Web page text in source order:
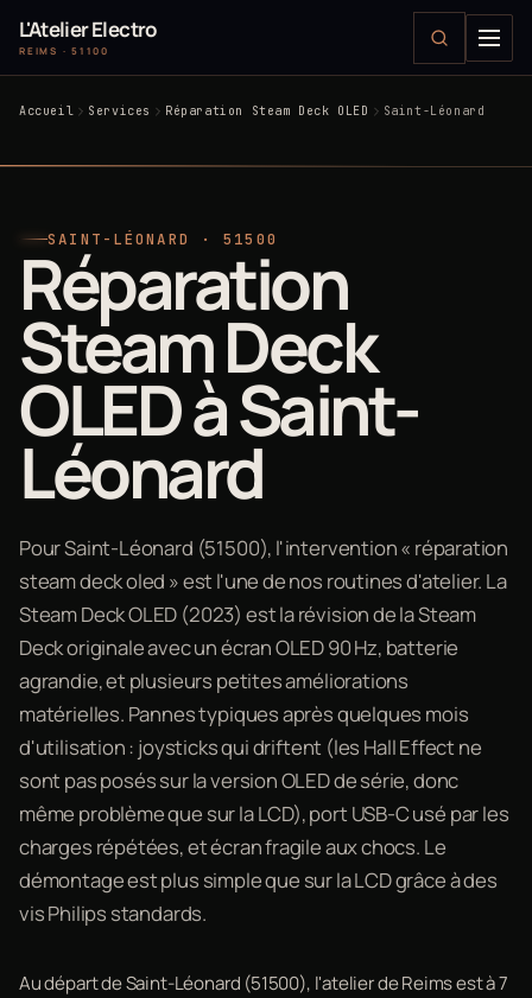
L'Atelier Electro
REIMS · 51100
Accueil Services Réparation Steam Deck OLED Saint-Léonard
SAINT-LÉONARD · 51500
Réparation
Steam Deck
OLED à Saint-
Léonard
Pour Saint-Léonard (51500), l'intervention « réparation
steam deck oled » est l'une de nos routines d'atelier. La
Steam Deck OLED (2023) est la révision de la Steam
Deck originale avec un écran OLED 90 Hz, batterie
agrandie, et plusieurs petites améliorations
matérielles. Pannes typiques après quelques mois
d'utilisation : joysticks qui driftent (les Hall Effect ne
sont pas posés sur la version OLED de série, donc
même problème que sur la LCD), port USB-C usé par les
charges répétées, et écran fragile aux chocs. Le
démontage est plus simple que sur la LCD grâce à des
vis Philips standards.
Au départ de Saint-Léonard (51500), l'atelier de Reims est à 7